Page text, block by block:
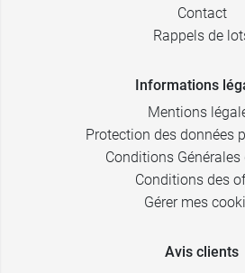
Contact
Rappels de
Informations
Mentions
Protection des données
Conditions Générales
Conditions des
Gérer mes
Avis clients